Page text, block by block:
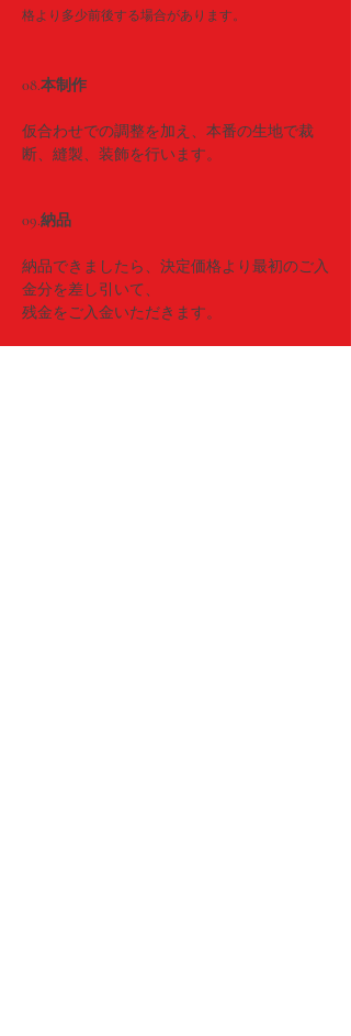
格より多少前後する場合があります。
08.本制作
仮合わせでの調整を加え、本番の生地で裁
断、縫製、装飾を行います。
09.納品
納品できましたら、決定価格より最初のご入
金分を差し引いて、
残金をご入金いただきます。